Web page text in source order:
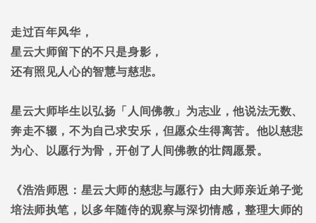
走过百年风华，
星云大师留下的不只是身影，
还有照见人心的智慧与慈悲。
星云大师毕生以弘扬「人间佛教」为志业，他说法无数、
奔走不辍，不为自己求安乐，但愿众生得离苦。他以慈悲
为心、以愿行为骨，开创了人间佛教的壮阔愿景。
《浩浩师恩：星云大师的慈悲与愿行》由大师亲近弟子觉
培法师执笔，以多年随侍的观察与深切情感，整理大师的